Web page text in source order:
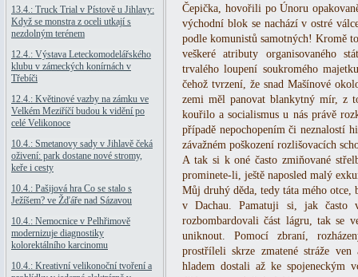
13.4.: Truck Trial v Pístově u Jihlavy:
Když se monstra z oceli utkají s
nezdolným terénem
12.4.: Výstava Leteckomodelářského
klubu v zámeckých konírnách v
Třebíči
12.4.: Květinové vazby na zámku ve
Velkém Meziříčí budou k vidění po
celé Velikonoce
10.4.: Smetanovy sady v Jihlavě čeká
oživení: park dostane nové stromy,
keře i cesty
10.4.: Pašijová hra Co se stalo s
Ježíšem? ve Žďáře nad Sázavou
10.4.: Nemocnice v Pelhřimově
modernizuje diagnostiky
kolorektálního karcinomu
10.4.: Kreativní velikonoční tvoření a
Čepička, hovořili po Únoru
východní blok se nachází v ostré
podle komunistů samotných! Kromě
veškeré atributy organisovaného
trvalého loupení soukromého
čehož tvrzení, že snad Mašínové
zemi měl panovat blankytný mír, z
kouřilo a socialismus u nás právě
případě nepochopením či neznalostí
závažném poškození rozlišovacích
A tak si k oné často zmiňované
prominete-li, ještě naposled malý
Můj druhý děda, tedy táta mého
v Dachau. Pamatuji si, jak často
rozbombardovali část lágru, tak se
uniknout. Pomocí zbraní,
prostříleli skrze zmatené stráže
hladem dostali až ke